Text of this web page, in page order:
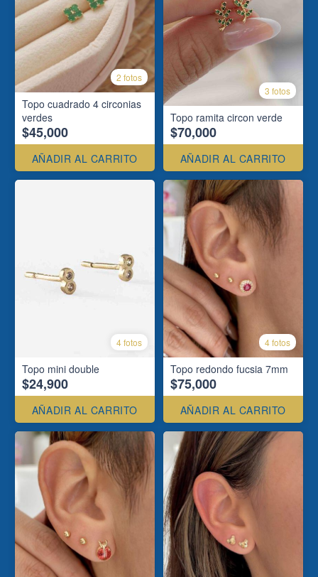
2 fotos
Topo cuadrado 4 circonias
verdes
$45,000
AÑADIR AL CARRITO
3 fotos
Topo ramita circon verde
$70,000
AÑADIR AL CARRITO
4 fotos
Topo mini double
$24,900
AÑADIR AL CARRITO
4 fotos
Topo redondo fucsia 7mm
$75,000
AÑADIR AL CARRITO